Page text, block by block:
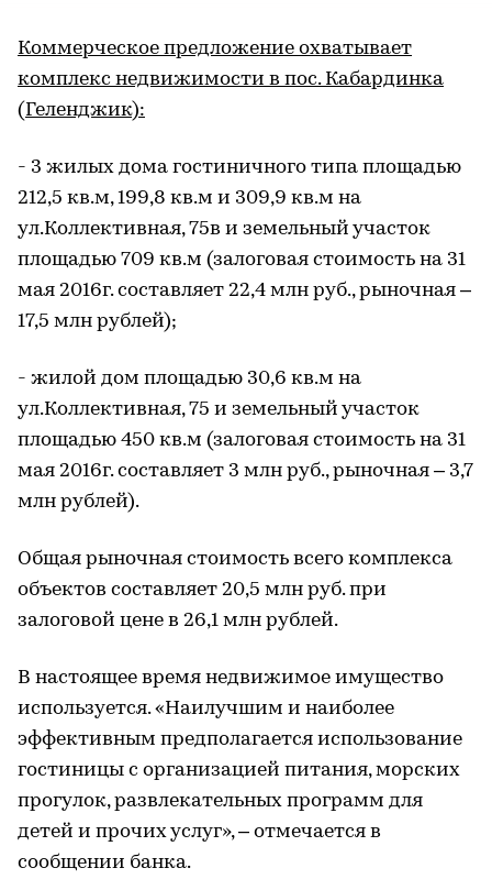
Коммерческое предложение охватывает
комплекс недвижимости в пос. Кабардинка
(Геленджик):
- 3 жилых дома гостиничного типа площадью
212,5 кв.м, 199,8 кв.м и 309,9 кв.м на
ул.Коллективная, 75в и земельный участок
площадью 709 кв.м (залоговая стоимость на 31
мая 2016г. составляет 22,4 млн руб., рыночная –
17,5 млн рублей);
- жилой дом площадью 30,6 кв.м на
ул.Коллективная, 75 и земельный участок
площадью 450 кв.м (залоговая стоимость на 31
мая 2016г. составляет 3 млн руб., рыночная – 3,7
млн рублей).
Общая рыночная стоимость всего комплекса
объектов составляет 20,5 млн руб. при
залоговой цене в 26,1 млн рублей.
В настоящее время недвижимое имущество
используется. «Наилучшим и наиболее
эффективным предполагается использование
гостиницы с организацией питания, морских
прогулок, развлекательных программ для
детей и прочих услуг», – отмечается в
сообщении банка.